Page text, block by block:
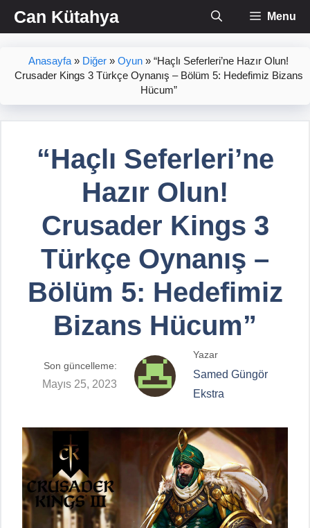
İçeriğe
atlaCan Kütahya Menu
Anasayfa » Diğer » Oyun » “Haçlı Seferleri’ne Hazır Olun!
Crusader Kings 3 Türkçe Oynanış – Bölüm 5: Hedefimiz Bizans
Hücum”
“Haçlı Seferleri’ne
Hazır Olun!
Crusader Kings 3
Türkçe Oynanış –
Bölüm 5: Hedefimiz
Bizans Hücum”
Son güncelleme:
Mayıs 25, 2023
Yazar
Samed Güngör
Ekstra